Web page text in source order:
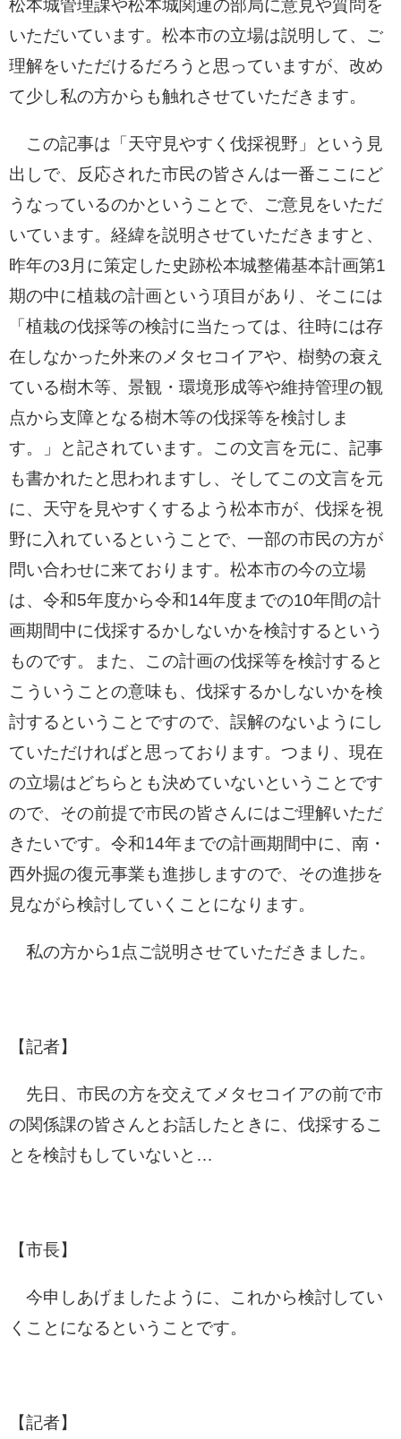
松本城管理課や松本城関連の部局に意見や質問を
いただいています。松本市の立場は説明して、ご
理解をいただけるだろうと思っていますが、改め
て少し私の方からも触れさせていただきます。
この記事は「天守見やすく伐採視野」という見
出しで、反応された市民の皆さんは一番ここにど
うなっているのかということで、ご意見をいただ
いています。経緯を説明させていただきますと、
昨年の3月に策定した史跡松本城整備基本計画第1
期の中に植栽の計画という項目があり、そこには
「植栽の伐採等の検討に当たっては、往時には存
在しなかった外来のメタセコイアや、樹勢の衰え
ている樹木等、景観・環境形成等や維持管理の観
点から支障となる樹木等の伐採等を検討しま
す。」と記されています。この文言を元に、記事
も書かれたと思われますし、そしてこの文言を元
に、天守を見やすくするよう松本市が、伐採を視
野に入れているということで、一部の市民の方が
問い合わせに来ております。松本市の今の立場
は、令和5年度から令和14年度までの10年間の計
画期間中に伐採するかしないかを検討するという
ものです。また、この計画の伐採等を検討すると
こういうことの意味も、伐採するかしないかを検
討するということですので、誤解のないようにし
ていただければと思っております。つまり、現在
の立場はどちらとも決めていないということです
ので、その前提で市民の皆さんにはご理解いただ
きたいです。令和14年までの計画期間中に、南・
西外掘の復元事業も進捗しますので、その進捗を
見ながら検討していくことになります。
私の方から1点ご説明させていただきました。
【記者】
先日、市民の方を交えてメタセコイアの前で市
の関係課の皆さんとお話したときに、伐採するこ
とを検討もしていないと…
【市長】
今申しあげましたように、これから検討してい
くことになるということです。
【記者】